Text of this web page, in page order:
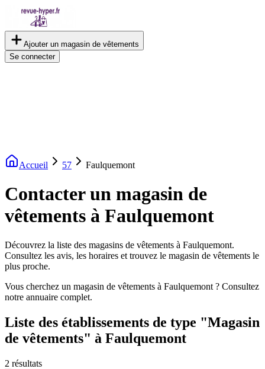
Ajouter un magasin de vêtements
Se connecter
Accueil 57 Faulquemont
Contacter un magasin de
vêtements à Faulquemont
Découvrez la liste des magasins de vêtements à Faulquemont.
Consultez les avis, les horaires et trouvez le magasin de vêtements le
plus proche.
Vous cherchez un magasin de vêtements à Faulquemont ? Consultez
notre annuaire complet.
Liste des établissements de type "Magasin
de vêtements" à Faulquemont
2 résultats